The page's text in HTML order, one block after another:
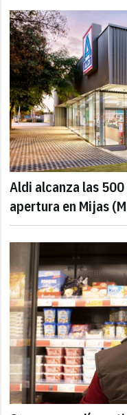
Aldi alcanza las
apertura en Mijas